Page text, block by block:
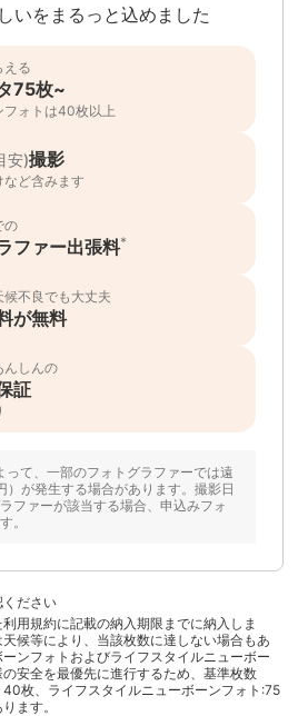
いをまるっと込めました
える
75枚~
フォトは40枚以上
安)撮影
ど含みます
の
ファー出張料*
候不良でも大丈夫
が無料
んしんの
証
って、一部のフォトグラファーでは遠
が発生する場合があります。撮影日
ファーが該当する場合、申込みフォ
。
ください
用規約に記載の納入期限までに納入しま
候等により、当該枚数に達しない場合もあ
ンフォトおよびライフスタイルニューボー
安全を最優先に進行するため、基準枚数
40枚、ライフスタイルニューボーンフォト:75
ます。